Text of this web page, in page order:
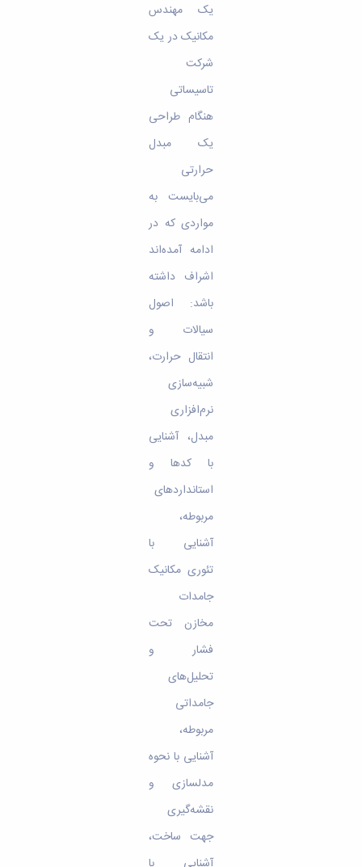
یک مهندس
مکانیک در یک
شرکت
تاسیساتی
هنگام طراحی
یک مبدل
حرارتی
می‌بایست به
مواردی که در
ادامه آمده‌اند
اشراف داشته
باشد: اصول
سیالات و
انتقال حرارت،
شبیه‌سازی
نرم‌افزاری
مبدل، آشنایی
با کدها و
استانداردهای
مربوطه،
آشنایی با
تئوری مکانیک
جامدات
مخازن تحت
فشار و
تحلیل‌های
جامداتی
مربوطه،
آشنایی با نحوه
مدلسازی و
نقشه‌گیری
جهت ساخت،